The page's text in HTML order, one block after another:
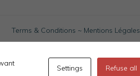
Terms & Conditions ~ Mentions Légales
Settings Refuse all